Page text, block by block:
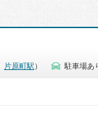
片原町駅 ） 駐車場あ